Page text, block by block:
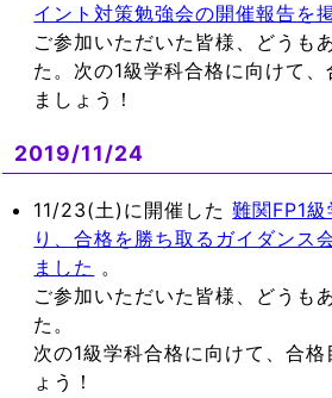
イント対策勉強会の開催報告を
ご参加いただいた皆様、どうも
た。次の1級学科合格に向けて、
ましょう！
2019/11/24
11/23(土)に開催した難関FP1
り、合格を勝ち取るガイダンス
ました 。
ご参加いただいた皆様、どうも
た。
次の1級学科合格に向けて、合
ょう！